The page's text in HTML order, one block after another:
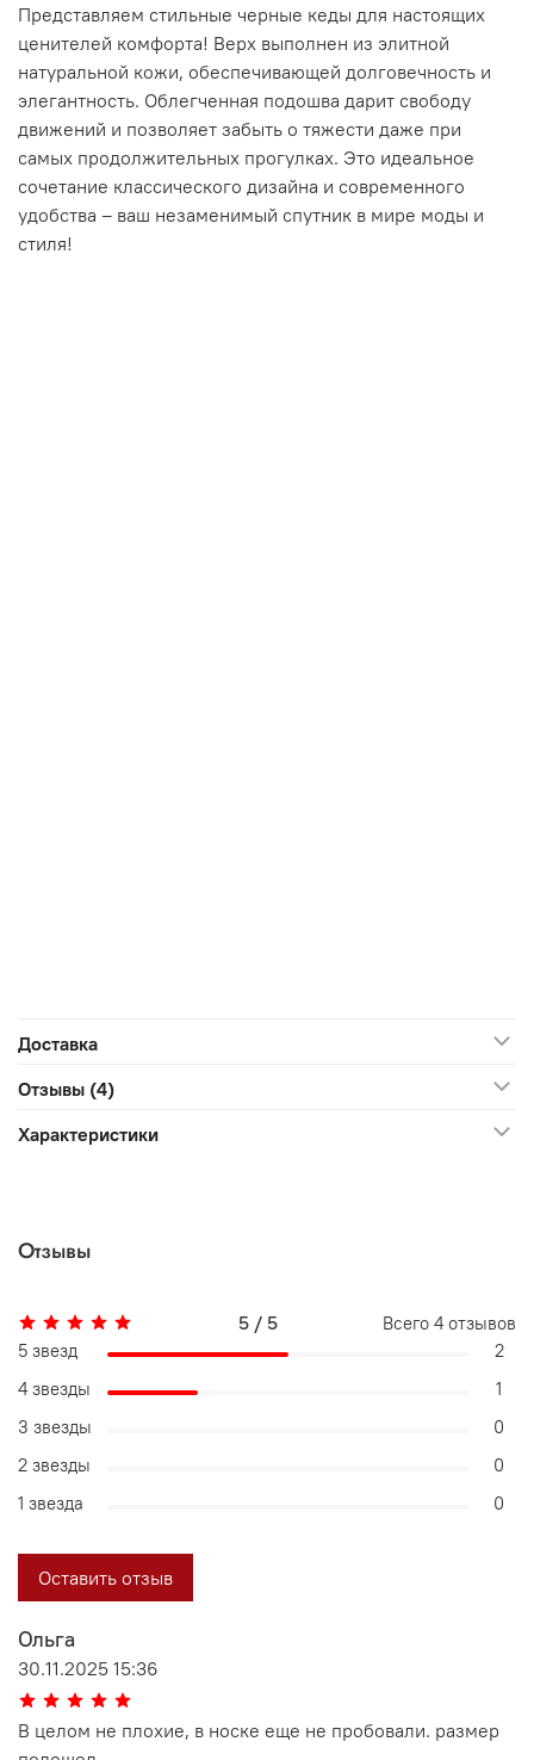
Представляем стильные черные кеды для настоящих
ценителей комфорта! Верх выполнен из элитной
натуральной кожи, обеспечивающей долговечность и
элегантность. Облегченная подошва дарит свободу
движений и позволяет забыть о тяжести даже при
самых продолжительных прогулках. Это идеальное
сочетание классического дизайна и современного
удобства – ваш незаменимый спутник в мире моды и
стиля!
Доставка
Отзывы (4)
Характеристики
Отзывы
Ольга
30.11.2025 15:36
В целом не плохие, в носке еще не пробовали. размер
5 / 5 Всего 4 отзывов
5 звезд
2
4 звезды
1
3 звезды
0
2 звезды
0
1 звезда
0
Оставить отзыв